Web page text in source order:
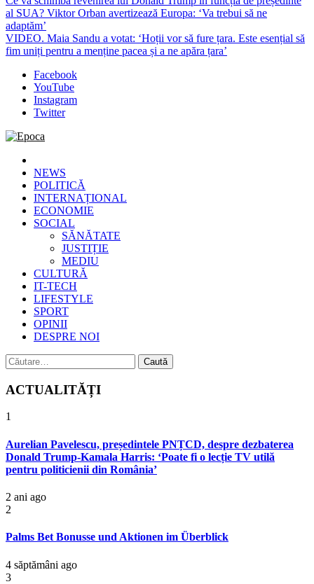
al SUA? Viktor Orban avertizează Europa: ‘Va trebui să ne
adaptăm’
VIDEO. Maia Sandu a votat: ‘Hoții vor să fure țara. Este esențial să
fim uniți pentru a menține pacea și a ne apăra țara’
Facebook
YouTube
Instagram
Twitter
Epoca
Cele mai noi știri online din România
NEWS
POLITICĂ
INTERNAȚIONAL
ECONOMIE
SOCIAL
SĂNĂTATE
JUSTIȚIE
MEDIU
CULTURĂ
IT-TECH
LIFESTYLE
SPORT
OPINII
DESPRE NOI
Caută
după:
ACTUALITĂȚI
1
Aurelian Pavelescu, președintele PNȚCD, despre dezbaterea
Donald Trump-Kamala Harris: ‘Poate fi o lecție TV utilă
pentru politicienii din România’
2 ani ago
2
Palms Bet Bonusse und Aktionen im Überblick
4 săptămâni ago
3